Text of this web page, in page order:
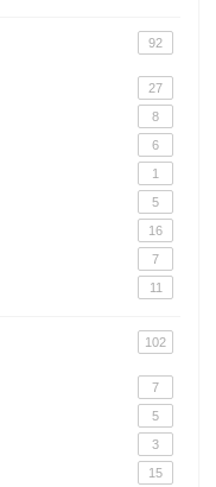
92
27
8
6
1
5
16
7
11
102
7
5
3
15